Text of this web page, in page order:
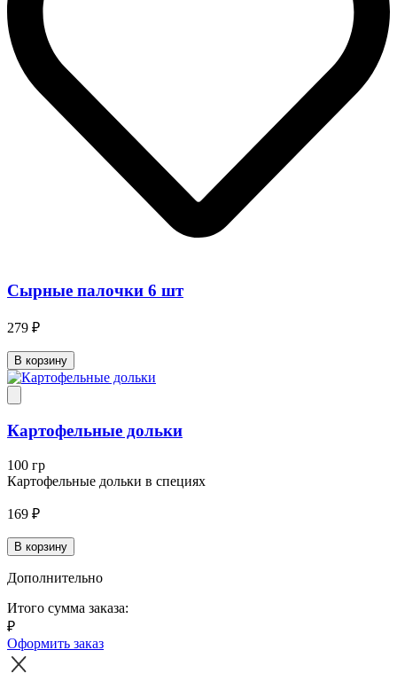
Сырные палочки 6 шт
279 ₽
В корзину
Картофельные дольки
100 гр
Картофельные дольки в специях
169 ₽
В корзину
Дополнительно
Итого сумма заказа:
₽
Оформить заказ